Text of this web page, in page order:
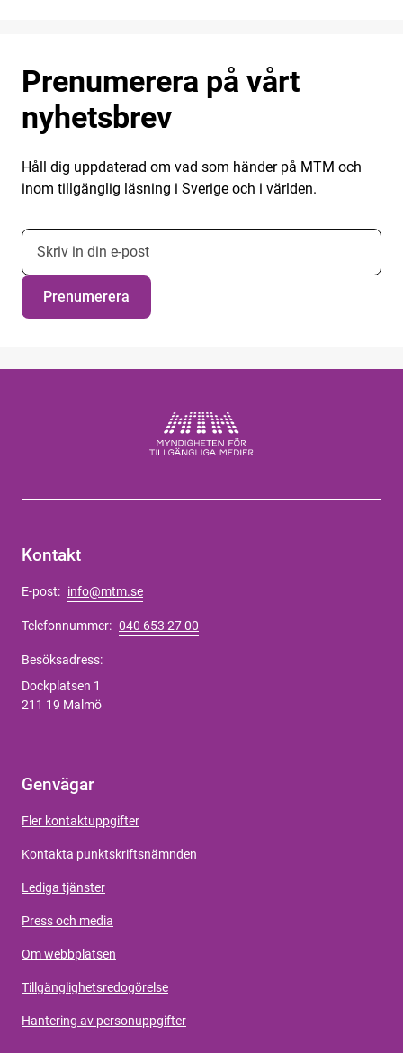
Prenumerera på vårt
nyhetsbrev
Håll dig uppdaterad om vad som händer på MTM och
inom tillgänglig läsning i Sverige och i världen.
E-postadress nyhetsbrevsprenumeration
Prenumerera
Kontakt
E-post: info@mtm.se
Telefonnummer: 040 653 27 00
Besöksadress:
Dockplatsen 1
211 19 Malmö
Genvägar
Fler kontaktuppgifter
Kontakta punktskriftsnämnden
Lediga tjänster
Press och media
Om webbplatsen
Tillgänglighetsredogörelse
Hantering av personuppgifter